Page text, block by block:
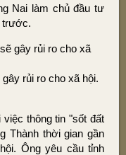
Nai làm chủ đầu tư
trước.
rủi ro cho xã hội.
thông tin "sốt đất
Thành thời gian gần
Ông yêu cầu tỉnh